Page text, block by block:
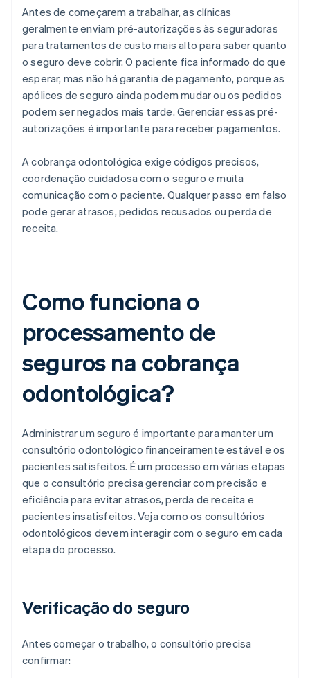
Antes de começarem a trabalhar, as clínicas
geralmente enviam pré-autorizações às seguradoras
para tratamentos de custo mais alto para saber quanto
o seguro deve cobrir. O paciente fica informado do que
esperar, mas não há garantia de pagamento, porque as
apólices de seguro ainda podem mudar ou os pedidos
podem ser negados mais tarde. Gerenciar essas pré-
autorizações é importante para receber pagamentos.
A cobrança odontológica exige códigos precisos,
coordenação cuidadosa com o seguro e muita
comunicação com o paciente. Qualquer passo em falso
pode gerar atrasos, pedidos recusados ou perda de
receita.
Como funciona o
processamento de
seguros na cobrança
odontológica?
Administrar um seguro é importante para manter um
consultório odontológico financeiramente estável e os
pacientes satisfeitos. É um processo em várias etapas
que o consultório precisa gerenciar com precisão e
eficiência para evitar atrasos, perda de receita e
pacientes insatisfeitos. Veja como os consultórios
odontológicos devem interagir com o seguro em cada
etapa do processo.
Verificação do seguro
Antes começar o trabalho, o consultório precisa
confirmar: